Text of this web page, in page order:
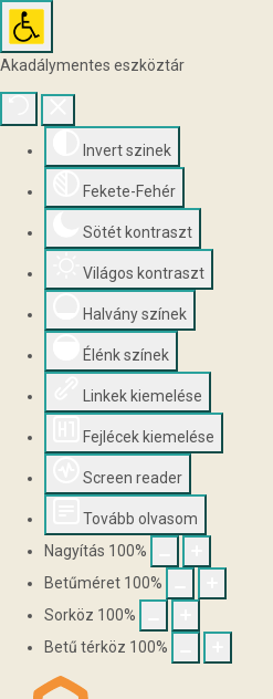
Akadálymentes eszköztár
Invert szinek
Fekete-Fehér
Sötét kontraszt
Világos kontraszt
Halvány színek
Élénk színek
Linkek kiemelése
Fejlécek kiemelése
Screen reader
Tovább olvasom
Nagyítás 100%
Betűméret 100%
Sorköz 100%
Betű térköz 100%